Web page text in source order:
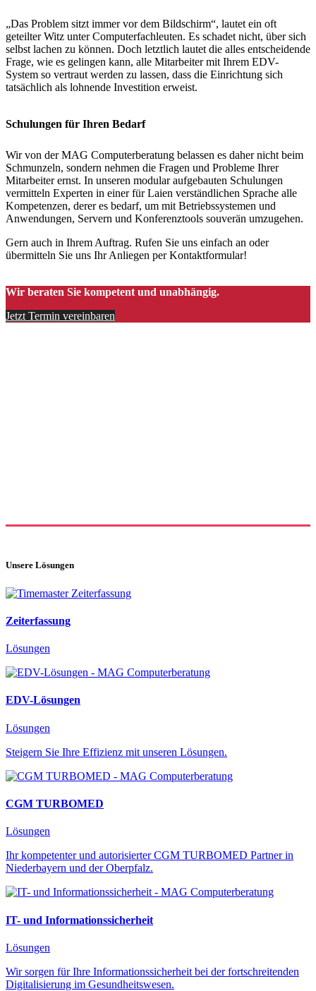
„Das Problem sitzt immer vor dem Bildschirm“, lautet ein oft
geteilter Witz unter Computerfachleuten. Es schadet nicht, über sich
selbst lachen zu können. Doch letztlich lautet die alles entscheidende
Frage, wie es gelingen kann, alle Mitarbeiter mit Ihrem EDV-
System so vertraut werden zu lassen, dass die Einrichtung sich
tatsächlich als lohnende Investition erweist.
Schulungen für Ihren Bedarf
Wir von der MAG Computerberatung belassen es daher nicht beim
Schmunzeln, sondern nehmen die Fragen und Probleme Ihrer
Mitarbeiter ernst. In unseren modular aufgebauten Schulungen
vermitteln Experten in einer für Laien verständlichen Sprache alle
Kompetenzen, derer es bedarf, um mit Betriebssystemen und
Anwendungen, Servern und Konferenztools souverän umzugehen.
Gern auch in Ihrem Auftrag. Rufen Sie uns einfach an oder
übermitteln Sie uns Ihr Anliegen per Kontaktformular!
Wir beraten Sie kompetent und unabhängig.
Jetzt Termin vereinbaren
Unsere Lösungen
Zeiterfassung
Lösungen
EDV-Lösungen
Lösungen
Steigern Sie Ihre Effizienz mit unseren Lösungen.
CGM TURBOMED
Lösungen
Ihr kompetenter und autorisierter CGM TURBOMED Partner in
Niederbayern und der Oberpfalz.
IT- und Informationssicherheit
Lösungen
Wir sorgen für Ihre Informationssicherheit bei der fortschreitenden
Digitalisierung im Gesundheitswesen.